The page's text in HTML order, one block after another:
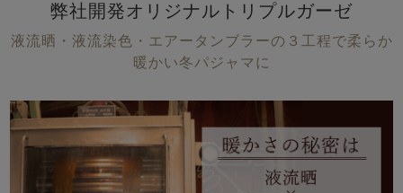
弊社開発オリジナルトリプルガーゼ
液流晒・液流染色・エアータンブラーの３工程で柔らか
暖かい冬パジャマに